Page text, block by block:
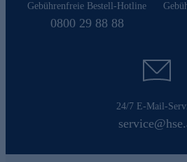
Gebührenfreie Bestell-Hotline
0800 29 88 88
24/7 E-Mail-